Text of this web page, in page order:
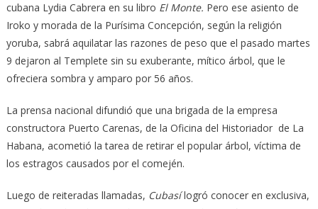
cubana Lydia Cabrera en su libro El Monte. Pero ese asiento de
Iroko y morada de la Purísima Concepción, según la religión
yoruba, sabrá aquilatar las razones de peso que el pasado martes
9 dejaron al Templete sin su exuberante, mítico árbol, que le
ofreciera sombra y amparo por 56 años.
La prensa nacional difundió que una brigada de la empresa
constructora Puerto Carenas, de la Oficina del Historiador de La
Habana, acometió la tarea de retirar el popular árbol, víctima de
los estragos causados por el comején.
Luego de reiteradas llamadas, Cubasílogró conocer en exclusiva,